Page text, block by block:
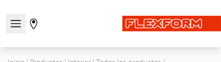
Abre/cierra el menú de navegación
Ir a la página de tiendas